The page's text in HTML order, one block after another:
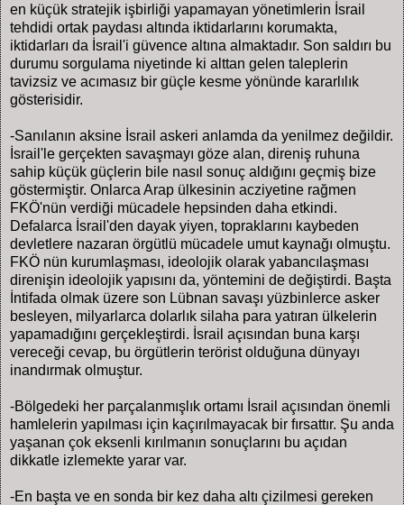
en küçük stratejik işbirliği yapamayan yönetimlerin İsrail
tehdidi ortak paydası altında iktidarlarını korumakta,
iktidarları da İsrail'i güvence altına almaktadır. Son saldırı bu
durumu sorgulama niyetinde ki alttan gelen taleplerin
tavizsiz ve acımasız bir güçle kesme yönünde kararlılık
gösterisidir.
-Sanılanın aksine İsrail askeri anlamda da yenilmez değildir.
İsrail'le gerçekten savaşmayı göze alan, direniş ruhuna
sahip küçük güçlerin bile nasıl sonuç aldığını geçmiş bize
göstermiştir. Onlarca Arap ülkesinin acziyetine rağmen
FKÖ'nün verdiği mücadele hepsinden daha etkindi.
Defalarca İsrail'den dayak yiyen, topraklarını kaybeden
devletlere nazaran örgütlü mücadele umut kaynağı olmuştu.
FKÖ nün kurumlaşması, ideolojik olarak yabancılaşması
direnişin ideolojik yapısını da, yöntemini de değiştirdi. Başta
İntifada olmak üzere son Lübnan savaşı yüzbinlerce asker
besleyen, milyarlarca dolarlık silaha para yatıran ülkelerin
yapamadığını gerçekleştirdi. İsrail açısından buna karşı
vereceği cevap, bu örgütlerin terörist olduğuna dünyayı
inandırmak olmuştur.
-Bölgedeki her parçalanmışlık ortamı İsrail açısından önemli
hamlelerin yapılması için kaçırılmayacak bir fırsattır. Şu anda
yaşanan çok eksenli kırılmanın sonuçlarını bu açıdan
dikkatle izlemekte yarar var.
-En başta ve en sonda bir kez daha altı çizilmesi gereken